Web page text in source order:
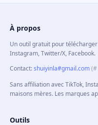
À propos
Un outil gratuit pour
Instagram, Twitter/X, Facebook.
Contact:shuiyinla#gmail.com
Sans affiliation avec TikTok,
maisons mères. Les marques
Outils